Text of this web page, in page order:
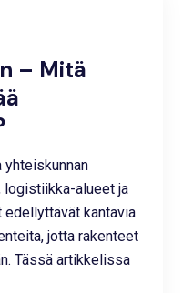
– Mitä
yhteiskunnan
logistiikka-alueet ja
kantavia
jotta rakenteet
Tässä artikkelissa